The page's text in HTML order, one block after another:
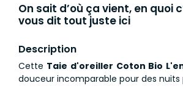
On sait d’où ça vient, en quoi
vous dit tout juste ici
Description
Cette Taie d'oreiller Coton Bio
douceur incomparable pour des nuits